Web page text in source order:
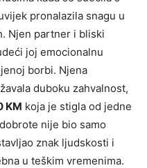
pronalazila snagu u
Njen partner i bliski
joj emocionalnu
borbi. Njena
duboku zahvalnost,
KM koja je stigla od jedne
nije bio samo
znak ljudskosti i
u teškim vremenima.